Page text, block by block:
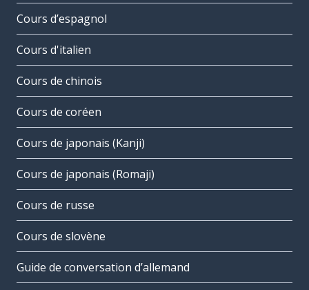
Cours d’espagnol
Cours d'italien
Cours de chinois
Cours de coréen
Cours de japonais (Kanji)
Cours de japonais (Romaji)
Cours de russe
Cours de slovène
Guide de conversation d’allemand